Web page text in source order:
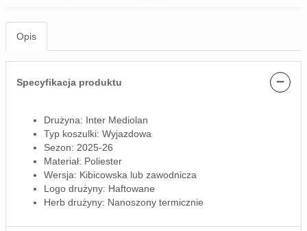
Opis
Specyfikacja produktu −
Drużyna: Inter Mediolan
Typ koszulki: Wyjazdowa
Sezon: 2025-26
Materiał: Poliester
Wersja: Kibicowska lub zawodnicza
Logo drużyny: Haftowane
Herb drużyny: Nanoszony termicznie